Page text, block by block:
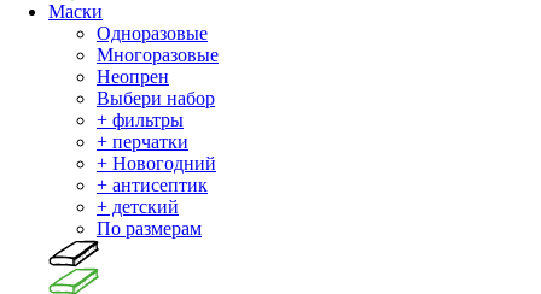
Маски
Одноразовые
Многоразовые
Неопрен
Выбери набор
+ фильтры
+ перчатки
+ Новогодний
+ антисептик
+ детский
По размерам